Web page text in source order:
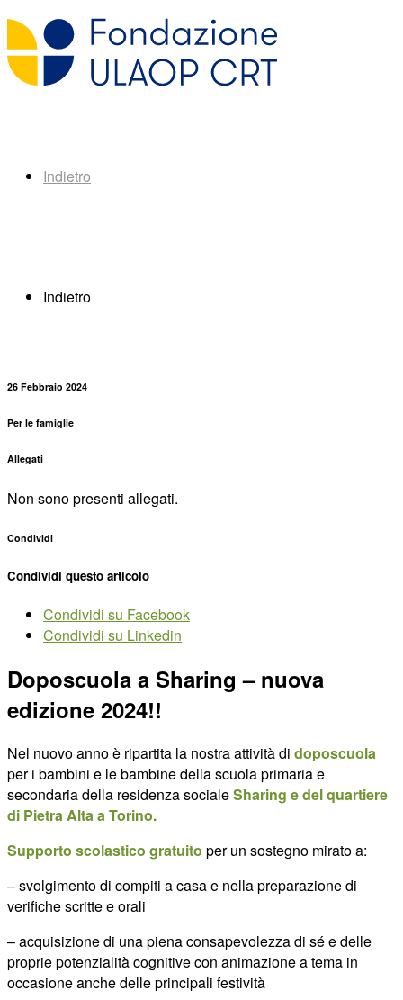
Indietro
Indietro
26 Febbraio 2024
Per le famiglie
Allegati
Non sono presenti allegati.
Condividi
Condividi questo articolo
Condividi su Facebook
Condividi su Linkedin
Doposcuola a Sharing – nuova
edizione 2024!!
Nel nuovo anno è ripartita la nostra attività di doposcuola
per i bambini e le bambine della scuola primaria e
secondaria della residenza socialeSharing e del quartiere
di Pietra Alta a Torino.
Supporto scolastico gratuito per un sostegno mirato a:
– svolgimento di compiti a casa e nella preparazione di
verifiche scritte e orali
– acquisizione di una piena consapevolezza di sé e delle
proprie potenzialità cognitive con animazione a tema in
occasione anche delle principali festività